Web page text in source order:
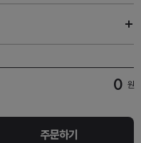
0 원
주문하기